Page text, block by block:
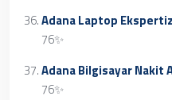
Adana Laptop
76✨
Adana Bilgisayar Nakit
76✨